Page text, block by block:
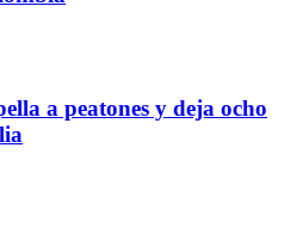
a peatones y deja ocho